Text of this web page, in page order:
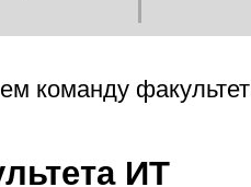
команду
ИТ